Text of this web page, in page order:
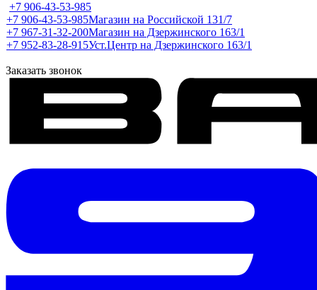
+7 906-43-53-985
+7 906-43-53-985Магазин на Российской 131/7
+7 967-31-32-200Магазин на Дзержинского 163/1
+7 952-83-28-915Уст.Центр на Дзержинского 163/1
Заказать звонок